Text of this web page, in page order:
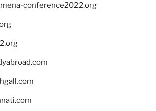
conference2022.org